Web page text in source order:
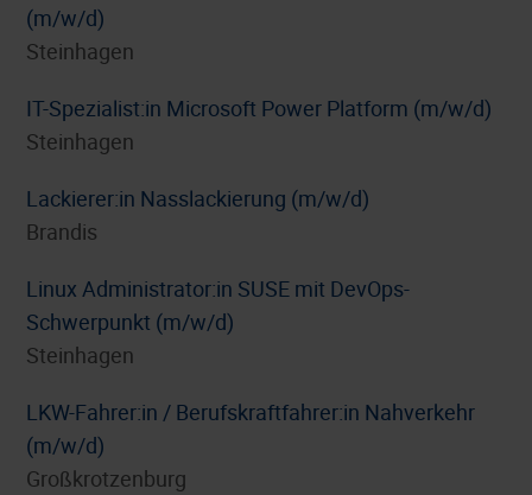
(m/w/d)
Steinhagen
IT-Spezialist:in Microsoft Power Platform (m/w/d)
Steinhagen
Lackierer:in Nasslackierung (m/w/d)
Brandis
Linux Administrator:in SUSE mit DevOps-
Schwerpunkt (m/w/d)
Steinhagen
LKW-Fahrer:in / Berufskraftfahrer:in Nahverkehr
(m/w/d)
Großkrotzenburg